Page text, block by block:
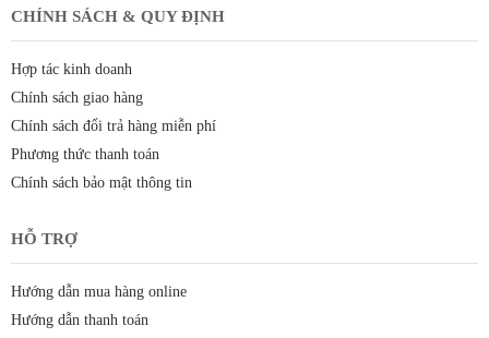
CHÍNH SÁCH & QUY ĐỊNH
Hợp tác kinh doanh
Chính sách giao hàng
Chính sách đổi trả hàng miễn phí
Phương thức thanh toán
Chính sách bảo mật thông tin
HỖ TRỢ
Hướng dẫn mua hàng online
Hướng dẫn thanh toán